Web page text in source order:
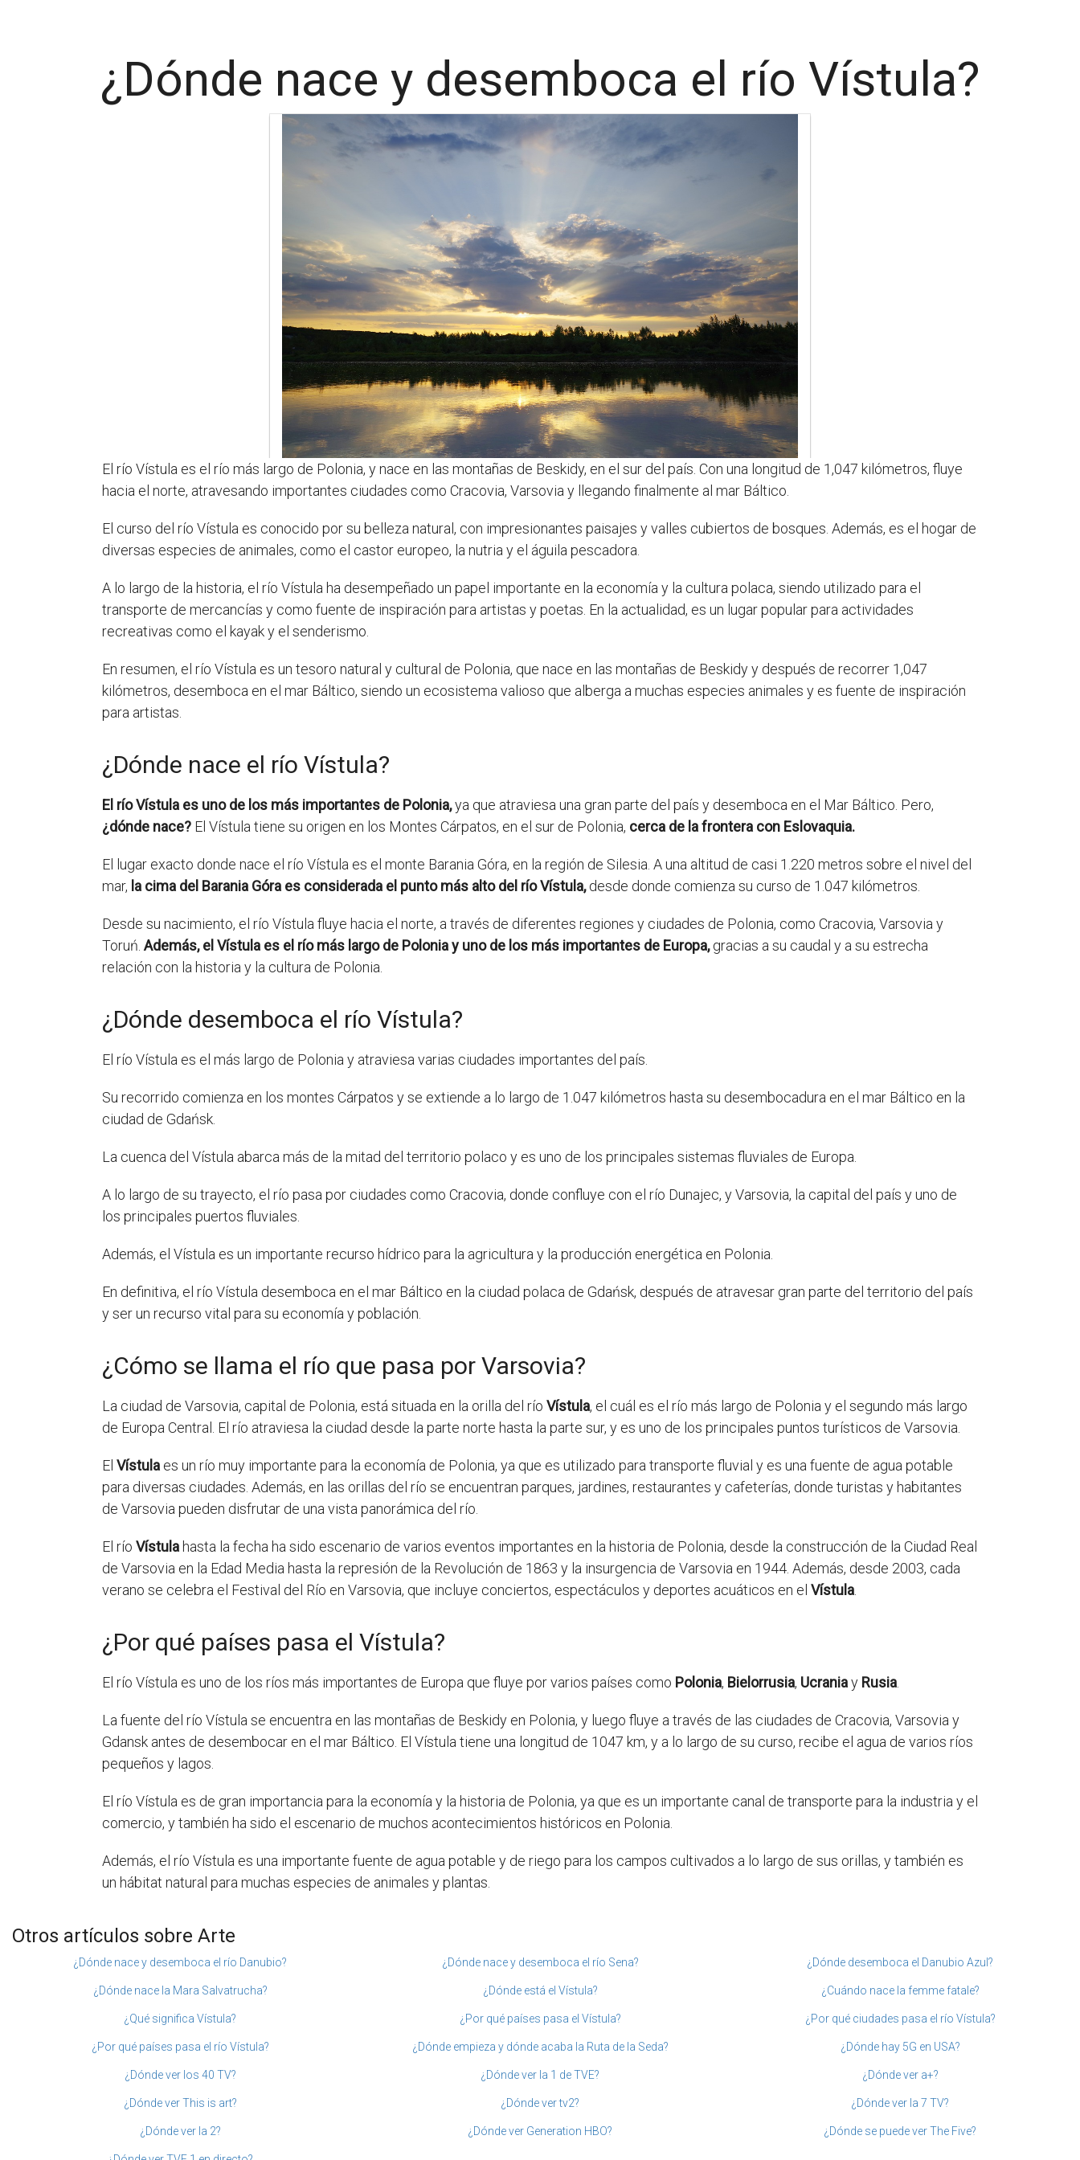
¿Dónde nace y desemboca el río Vístula?
El río Vístula es el río más largo de Polonia, y nace en las montañas de Beskidy, en el sur del país. Con una longitud de 1,047 kilómetros, fluye
hacia el norte, atravesando importantes ciudades como Cracovia, Varsovia y llegando finalmente al mar Báltico.
El curso del río Vístula es conocido por su belleza natural, con impresionantes paisajes y valles cubiertos de bosques. Además, es el hogar de
diversas especies de animales, como el castor europeo, la nutria y el águila pescadora.
A lo largo de la historia, el río Vístula ha desempeñado un papel importante en la economía y la cultura polaca, siendo utilizado para el
transporte de mercancías y como fuente de inspiración para artistas y poetas. En la actualidad, es un lugar popular para actividades
recreativas como el kayak y el senderismo.
En resumen, el río Vístula es un tesoro natural y cultural de Polonia, que nace en las montañas de Beskidy y después de recorrer 1,047
kilómetros, desemboca en el mar Báltico, siendo un ecosistema valioso que alberga a muchas especies animales y es fuente de inspiración
para artistas.
¿Dónde nace el río Vístula?
El río Vístula es uno de los más importantes de Polonia,ya que atraviesa una gran parte del país y desemboca en el Mar Báltico. Pero,
¿dónde nace? El Vístula tiene su origen en los Montes Cárpatos, en el sur de Polonia, cerca de la frontera con Eslovaquia.
El lugar exacto donde nace el río Vístula es el monte Barania Góra, en la región de Silesia. A una altitud de casi 1.220 metros sobre el nivel del
mar, la cima del Barania Góra es considerada el punto más alto del río Vístula,desde donde comienza su curso de 1.047 kilómetros.
Desde su nacimiento, el río Vístula fluye hacia el norte, a través de diferentes regiones y ciudades de Polonia, como Cracovia, Varsovia y
Toruń. Además, el Vístula es el río más largo de Polonia y uno de los más importantes de Europa,gracias a su caudal y a su estrecha
relación con la historia y la cultura de Polonia.
¿Dónde desemboca el río Vístula?
El río Vístula es el más largo de Polonia y atraviesa varias ciudades importantes del país.
Su recorrido comienza en los montes Cárpatos y se extiende a lo largo de 1.047 kilómetros hasta su desembocadura en el mar Báltico en la
ciudad de Gdańsk.
La cuenca del Vístula abarca más de la mitad del territorio polaco y es uno de los principales sistemas fluviales de Europa.
A lo largo de su trayecto, el río pasa por ciudades como Cracovia, donde confluye con el río Dunajec, y Varsovia, la capital del país y uno de
los principales puertos fluviales.
Además, el Vístula es un importante recurso hídrico para la agricultura y la producción energética en Polonia.
En definitiva, el río Vístula desemboca en el mar Báltico en la ciudad polaca de Gdańsk, después de atravesar gran parte del territorio del país
y ser un recurso vital para su economía y población.
¿Cómo se llama el río que pasa por Varsovia?
La ciudad de Varsovia, capital de Polonia, está situada en la orilla del río Vístula, el cuál es el río más largo de Polonia y el segundo más largo
de Europa Central. El río atraviesa la ciudad desde la parte norte hasta la parte sur, y es uno de los principales puntos turísticos de Varsovia.
El Vístula es un río muy importante para la economía de Polonia, ya que es utilizado para transporte fluvial y es una fuente de agua potable
para diversas ciudades. Además, en las orillas del río se encuentran parques, jardines, restaurantes y cafeterías, donde turistas y habitantes
de Varsovia pueden disfrutar de una vista panorámica del río.
El río Vístula hasta la fecha ha sido escenario de varios eventos importantes en la historia de Polonia, desde la construcción de la Ciudad Real
de Varsovia en la Edad Media hasta la represión de la Revolución de 1863 y la insurgencia de Varsovia en 1944. Además, desde 2003, cada
verano se celebra el Festival del Río en Varsovia, que incluye conciertos, espectáculos y deportes acuáticos en el Vístula.
¿Por qué países pasa el Vístula?
El río Vístula es uno de los ríos más importantes de Europa que fluye por varios países como Polonia, Bielorrusia, Ucraniay Rusia.
La fuente del río Vístula se encuentra en las montañas de Beskidy en Polonia, y luego fluye a través de las ciudades de Cracovia, Varsovia y
Gdansk antes de desembocar en el mar Báltico. El Vístula tiene una longitud de 1047 km, y a lo largo de su curso, recibe el agua de varios ríos
pequeños y lagos.
El río Vístula es de gran importancia para la economía y la historia de Polonia, ya que es un importante canal de transporte para la industria y el
comercio, y también ha sido el escenario de muchos acontecimientos históricos en Polonia.
Además, el río Vístula es una importante fuente de agua potable y de riego para los campos cultivados a lo largo de sus orillas, y también es
un hábitat natural para muchas especies de animales y plantas.
Otros artículos sobre Arte
¿Dónde nace y desemboca el río Danubio? ¿Dónde nace y desemboca el río Sena? ¿Dónde desemboca el Danubio Azul?
¿Dónde nace la Mara Salvatrucha? ¿Dónde está el Vístula? ¿Cuándo nace la femme fatale?
¿Qué significa Vístula? ¿Por qué países pasa el Vístula? ¿Por qué ciudades pasa el río Vístula?
¿Por qué países pasa el río Vístula? ¿Dónde empieza y dónde acaba la Ruta de la Seda? ¿Dónde hay 5G en USA?
¿Dónde ver los 40 TV? ¿Dónde ver la 1 de TVE? ¿Dónde ver a+?
¿Dónde ver This is art? ¿Dónde ver tv2? ¿Dónde ver la 7 TV?
¿Dónde ver la 2? ¿Dónde ver Generation HBO? ¿Dónde se puede ver The Five?